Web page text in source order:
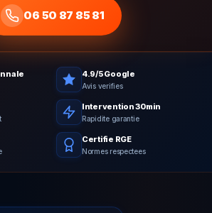
06 50 87 85 81
4.9/5 Google
Avis verifies
Intervention 30min
Rapidite garantie
Certifie RGE
Normes respectees